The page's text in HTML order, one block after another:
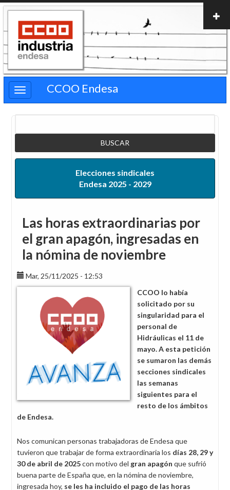
Pasar
contenido
principal
CCOO Endesa
Elecciones sindicales
Endesa 2025 - 2029
Las horas extraordinarias por
el gran apagón, ingresadas en
la nómina de noviembre
Mar, 25/11/2025 - 12:53
CCOO lo había
solicitado por su
singularidad para el
personal de
Hidráulicas el 11 de
mayo. A esta petición
se sumaron las demás
secciones sindicales
las semanas
siguientes para el
resto de los ámbitos
de Endesa.
Nos comunican personas trabajadoras de Endesa que
tuvieron que trabajar de forma extraordinaria los días 28, 29 y
30 de abril de 2025con motivo del gran apagón que sufrió
buena parte de España que, en la nómina de noviembre,
ingresada hoy, se les ha incluido el pago de las horas